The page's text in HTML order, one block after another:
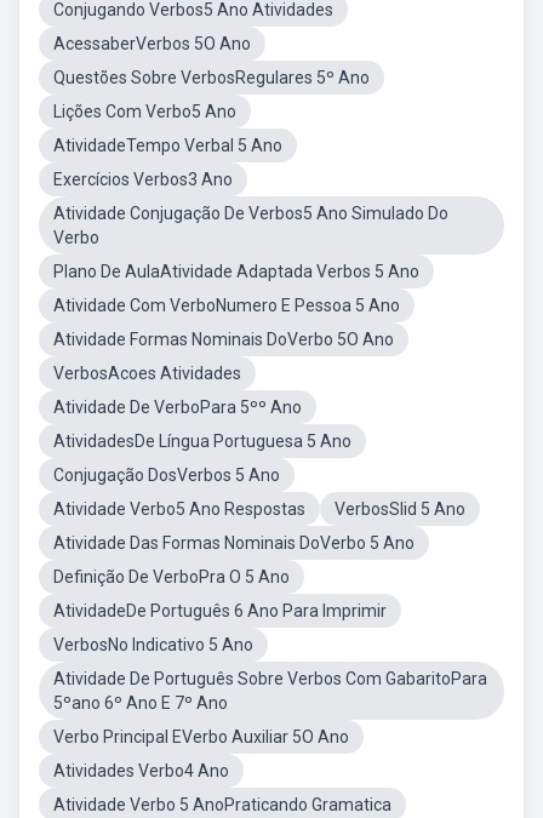
Conjugando Verbos5 Ano Atividades
AcessaberVerbos 5O Ano
Questões Sobre VerbosRegulares 5º Ano
Lições Com Verbo5 Ano
AtividadeTempo Verbal 5 Ano
Exercícios Verbos3 Ano
Atividade Conjugação De Verbos5 Ano Simulado Do
Verbo
Plano De AulaAtividade Adaptada Verbos 5 Ano
Atividade Com VerboNumero E Pessoa 5 Ano
Atividade Formas Nominais DoVerbo 5O Ano
VerbosAcoes Atividades
Atividade De VerboPara 5ºº Ano
AtividadesDe Língua Portuguesa 5 Ano
Conjugação DosVerbos 5 Ano
Atividade Verbo5 Ano Respostas
VerbosSlid 5 Ano
Atividade Das Formas Nominais DoVerbo 5 Ano
Definição De VerboPra O 5 Ano
AtividadeDe Português 6 Ano Para Imprimir
VerbosNo Indicativo 5 Ano
Atividade De Português Sobre Verbos Com GabaritoPara
5ºano 6º Ano E 7º Ano
Verbo Principal EVerbo Auxiliar 5O Ano
Atividades Verbo4 Ano
Atividade Verbo 5 AnoPraticando Gramatica